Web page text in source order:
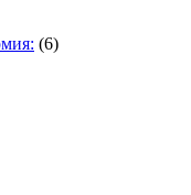
(6)